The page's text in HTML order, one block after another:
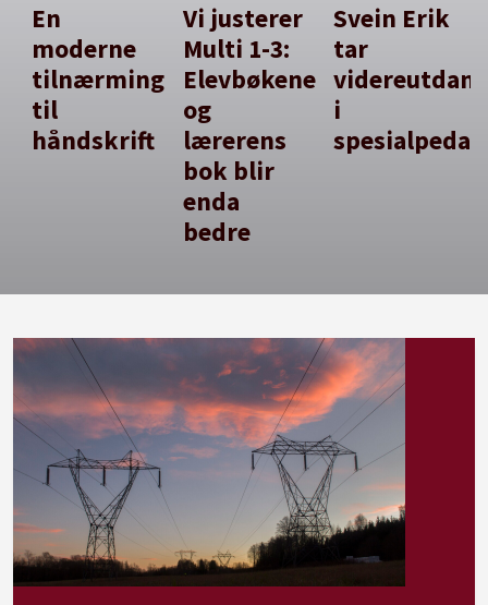
En
moderne
tilnærming
til
håndskrift
Vi justerer
Multi 1-3:
Elevbøkene
og
lærerens
bok blir
enda
bedre
Svein Erik
tar
i